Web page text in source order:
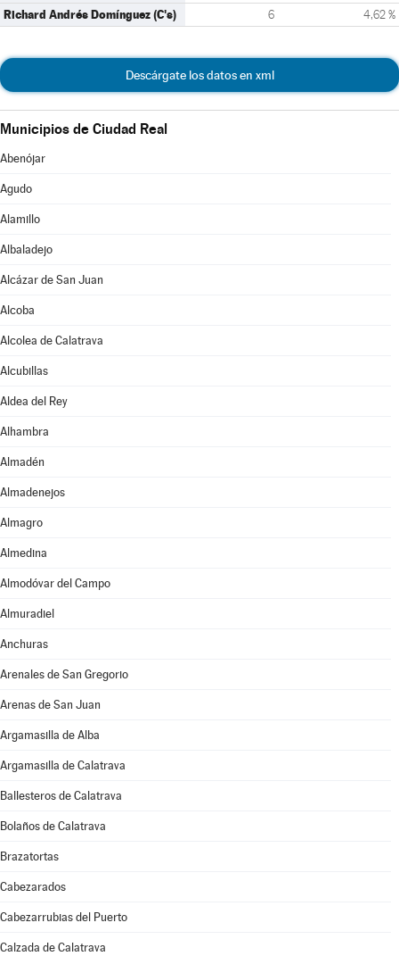
Richard Andrés Domínguez (C's) 6 4,62 %
Descárgate los datos en xml
Municipios de Ciudad Real
Abenójar
Agudo
Alamillo
Albaladejo
Alcázar de San Juan
Alcoba
Alcolea de Calatrava
Alcubillas
Aldea del Rey
Alhambra
Almadén
Almadenejos
Almagro
Almedina
Almodóvar del Campo
Almuradiel
Anchuras
Arenales de San Gregorio
Arenas de San Juan
Argamasilla de Alba
Argamasilla de Calatrava
Ballesteros de Calatrava
Bolaños de Calatrava
Brazatortas
Cabezarados
Cabezarrubias del Puerto
Calzada de Calatrava